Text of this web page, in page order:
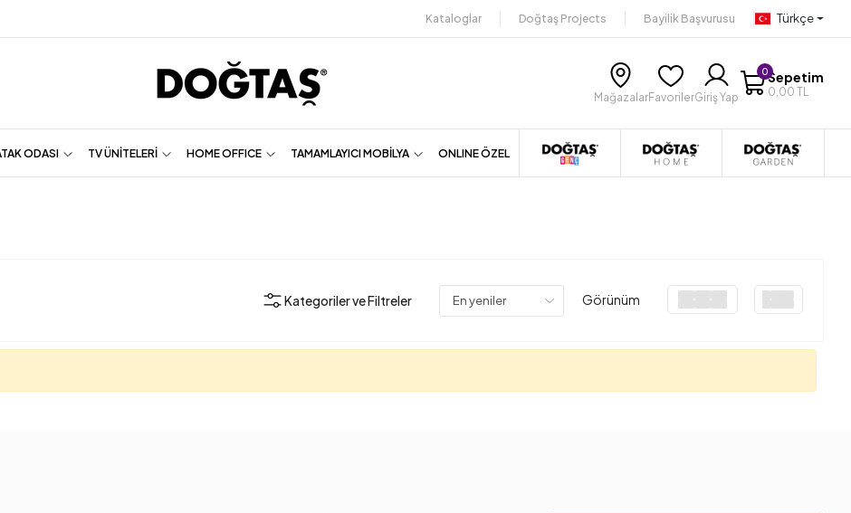
Kataloglar Doğtaş Projects Bayilik Başvurusu Türkçe
MağazalarFavorilerGiriş Yap
0Sepetim
0,00 TL
ODASI TV ÜNİTELERİ HOME OFFICE TAMAMLAYICI MOBİLYA ONLINE ÖZEL
Kategoriler ve Filtreler Görünüm